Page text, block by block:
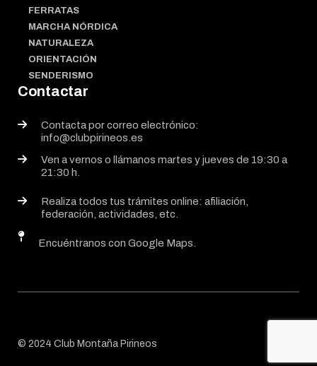
FERRATAS
MARCHA NÓRDICA
NATURALEZA
ORIENTACIÓN
SENDERISMO
Contactar
Contacta por correo electrónico:
info@clubpirineos.es
Ven a vernos o llámanos martes y jueves de 19:30 a
21:30 h.
Realiza todos tus trámites online: afiliación,
federación, actividades, etc.
Encuéntranos con Google Maps.
© 2024 Club Montaña Pirineos